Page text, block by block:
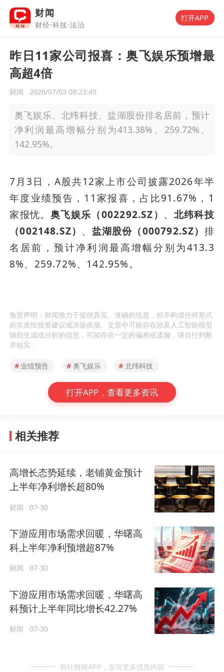
财闻
财经·科技·法治
打开APP
昨日11家公司报喜：奥飞娱乐预增最
高超4倍
财闻 2026/07/03 08:23:45
奥飞娱乐、北纬科技、盐湖股份排名居前，预计
净利润最高增幅分别为413.38%、259.72%、
142.95%。
7月3日，A股共12家上市公司披露2026年半
年度业绩预告，11家报喜，占比91.67%，1
家报忧。 奥飞娱乐（002292.SZ） 、 北纬科技
（002148.SZ） 、 盐湖股份（000792.SZ） 排
名居前，预计净利润最高增幅分别为413.3
8%、259.72%、142.95%。
免责声明：财闻致力于提供真实、准确的信息，但不构成任何形式
的实质性投资建议或决策依据。文章中可能存在涉及人工智能模型
辅助生成或分析的信息，可能存在一定的偏差或遗漏，请自行判断
并核实。
# 业绩预告 # 奥飞娱乐 # 北纬科技
打开APP，查看更多资讯
相关推荐
高增长态势延续，老铺黄金预计
上半年净利增长超80%
财闻 07-30
下游应用市场需求回暖，华曙高
科上半年净利预增超87%
财闻 07-30
下游应用市场需求回暖，华曙高
科预计上半年同比增长42.27%
财闻 07-30
前往财闻APP，发现更多优质内容